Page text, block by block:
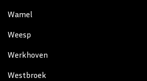
Wamel
Weesp
Werkhoven
Westbroek